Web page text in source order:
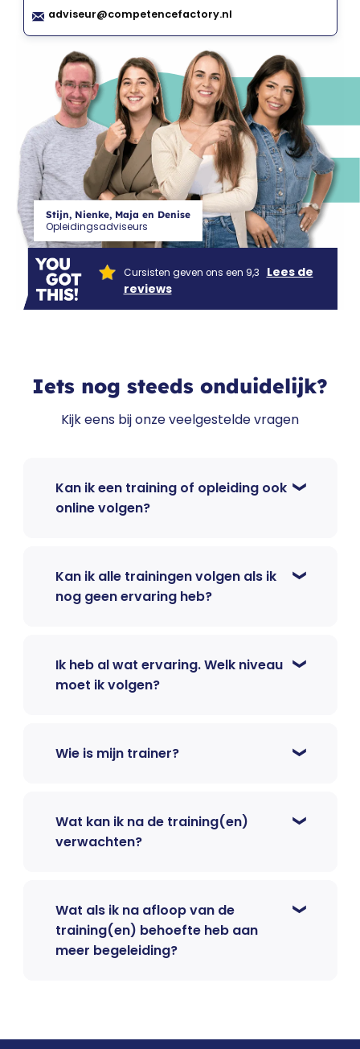
adviseur@competencefactory.nl
CF
Stijn, Nienke, Maja en Denise
Opleidingsadviseurs
Cursisten geven ons een 9,3
Lees de
reviews
Iets nog steeds onduidelijk?
Kijk eens bij onze veelgestelde vragen
Kan ik een training of opleiding ook
online volgen?
Kan ik alle trainingen volgen als ik
nog geen ervaring heb?
Ik heb al wat ervaring. Welk niveau
moet ik volgen?
Wie is mijn trainer?
Wat kan ik na de training(en)
verwachten?
Wat als ik na afloop van de
training(en) behoefte heb aan
meer begeleiding?